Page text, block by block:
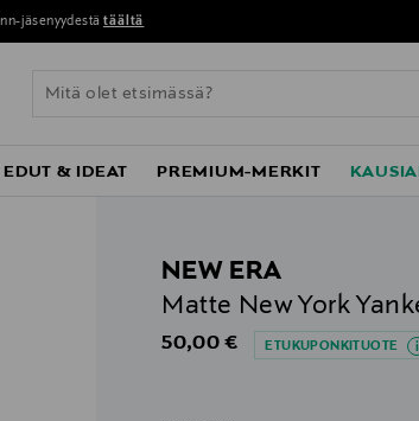
jäsenyydestä täältä
EDUT & IDEAT PREMIUM-MERKIT
NEW ERA
Matte New York
Original Price
50,00 € ETUKUPONKITUOTE